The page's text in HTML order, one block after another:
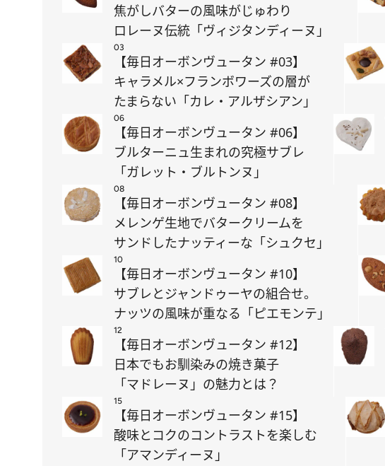
焦がしバターの風味がじゅわり
ロレーヌ伝統「ヴィジタンディーヌ」
03
【毎日オーボンヴュータン #03】
キャラメル×フランボワーズの層が
たまらない「カレ・アルザシアン」
06
【毎日オーボンヴュータン #06】
ブルターニュ生まれの究極サブレ
「ガレット・ブルトンヌ」
08
【毎日オーボンヴュータン #08】
メレンゲ生地でバタークリームを
サンドしたナッティーな「シュクセ」
10
【毎日オーボンヴュータン #10】
サブレとジャンドゥーヤの組合せ。
ナッツの風味が重なる「ピエモンテ」
12
【毎日オーボンヴュータン #12】
日本でもお馴染みの焼き菓子
「マドレーヌ」の魅力とは？
15
【毎日オーボンヴュータン #15】
酸味とコクのコントラストを楽しむ
「アマンディーヌ」